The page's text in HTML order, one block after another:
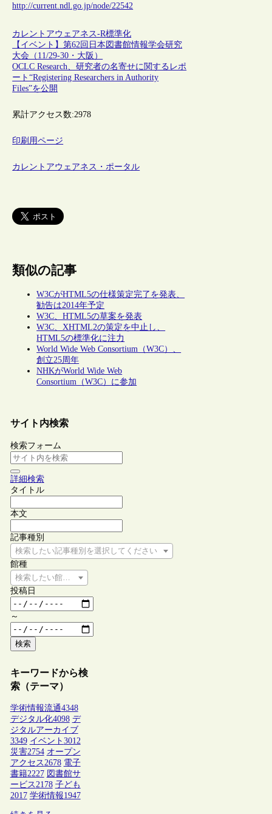
http://current.ndl.go.jp/node/22542
カレントアウェアネス-R標準化
【イベント】第62回日本図書館情報学会研究
大会（11/29-30・大阪）
OCLC Research、研究者の名寄せに関するレポ
ート“Registering Researchers in Authority
Files”を公開
累計アクセス数:2978
印刷用ページ
カレントアウェアネス・ポータル
類似の記事
W3CがHTML5の仕様策定完了を発表、
勧告は2014年予定
W3C、HTML5の草案を発表
W3C、XHTML2の策定を中止し、
HTML5の標準化に注力
World Wide Web Consortium（W3C）、
創立25周年
NHKがWorld Wide Web
Consortium（W3C）に参加
サイト内検索
検索フォーム
詳細検索
タイトル
本文
記事種別
検索したい記事種別を選択してください
館種
検索したい館種を選択してください
投稿日
～
検索
キーワードから検
索（テーマ）
学術情報流通4348
デジタル化4098 デ
ジタルアーカイブ
3349 イベント 3012
災害2754 オープン
アクセス2678 電子
書籍2227 図書館サ
ービス2178 子ども
2017 学術情報1947